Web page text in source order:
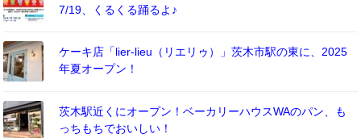
7/19、くるくる踊るよ♪
ケーキ店「lier-lieu（リエリゥ）」茨木市駅の東に、2025
年夏オープン！
茨木駅近くにオープン！ベーカリーハウスWAのパン、も
っちもちでおいしい！